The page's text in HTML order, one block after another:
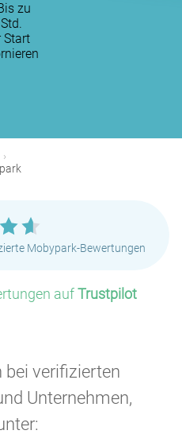
zu
Start
Mobypark-Bewertungen
aufTrustpilot
bei verifizierten
Unternehmen,